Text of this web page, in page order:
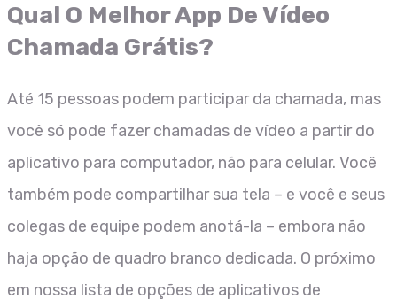
Qual O Melhor App De Vídeo
Chamada Grátis?
Até 15 pessoas podem participar da chamada, mas
você só pode fazer chamadas de vídeo a partir do
aplicativo para computador, não para celular. Você
também pode compartilhar sua tela – e você e seus
colegas de equipe podem anotá-la – embora não
haja opção de quadro branco dedicada. O próximo
em nossa lista de opções de aplicativos de